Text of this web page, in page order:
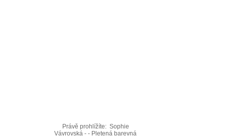
Právě prohlížíte: Sophie
Vávrovská - - Pletená barevná